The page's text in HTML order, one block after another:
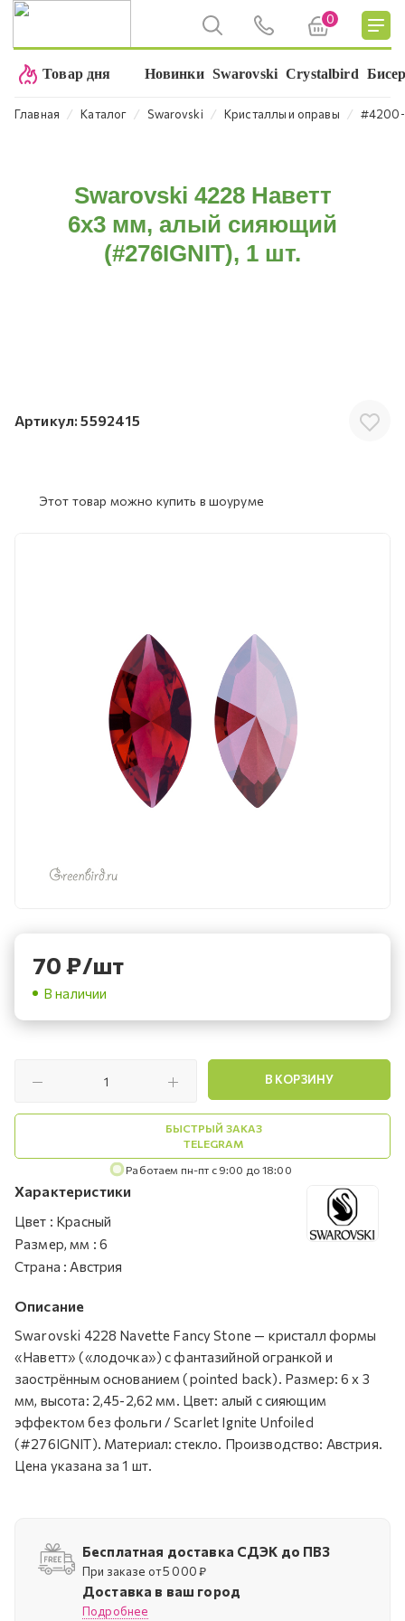
0
Товар дня Новинки Swarovski Crystalbird
Главная ⁄ Каталог ⁄ Swarovski ⁄ Кристаллы и оправы ⁄ #4200-
Swarovski 4228 Наветт
6х3 мм, алый сияющий
(#276IGNIT), 1 шт.
Артикул: 5592415
Этот товар можно купить в шоуруме
70₽/шт
В наличии
В КОРЗИНУ
БЫСТРЫЙ ЗАКАЗ
TELEGRAM
Работаем пн-пт с 9:00 до 18:00
Характеристики
Цвет : Красный
Размер, мм : 6
Страна : Австрия
Описание
Swarovski 4228 Navette Fancy Stone — кристалл формы
«Наветт» («лодочка») с фантазийной огранкой и
заострённым основанием (pointed back). Размер: 6 х 3
мм, высота: 2,45-2,62 мм. Цвет: алый с сияющим
эффектом без фольги / Scarlet Ignite Unfoiled
(#276IGNIT). Материал: стекло. Производство: Австрия.
Цена указана за 1 шт.
Бесплатная доставка СДЭК до ПВЗ
При заказе от 5 000 ₽
Доставка в ваш город
Подробнее